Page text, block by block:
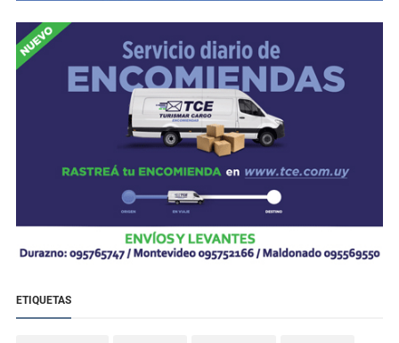
ETIQUETAS